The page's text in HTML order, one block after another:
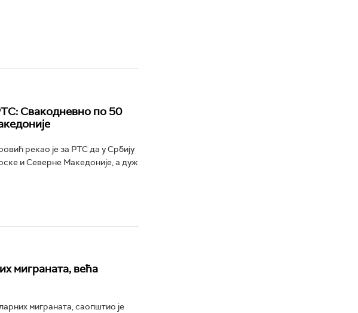
Свакодневно по 50
рекао је за РТС да у Србију
и Северне Македоније, а дуж
миграната, већа
миграната, саопштио је